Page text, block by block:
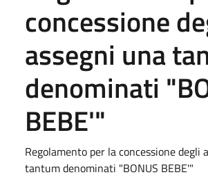
concessione
assegni una
denominati
BEBE'"
Regolamento per la concessione degli
tantum denominati "BONUS BEBE'"